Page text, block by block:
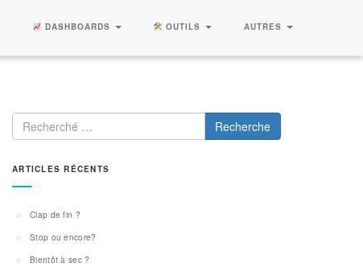
DASHBOARDS OUTILS AUTRES
Recherche
ARTICLES RÉCENTS
Clap de fin ?
Stop ou encore?
Bientôt à sec ?